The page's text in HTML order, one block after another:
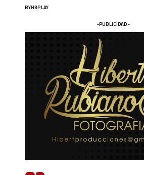
BYHBPLAY
-PUBLICIDAD -